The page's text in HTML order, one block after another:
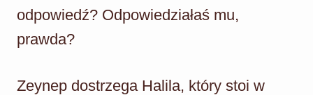
odpowiedź? Odpowiedziałaś mu,
prawda?
Zeynep dostrzega Halila, który stoi w